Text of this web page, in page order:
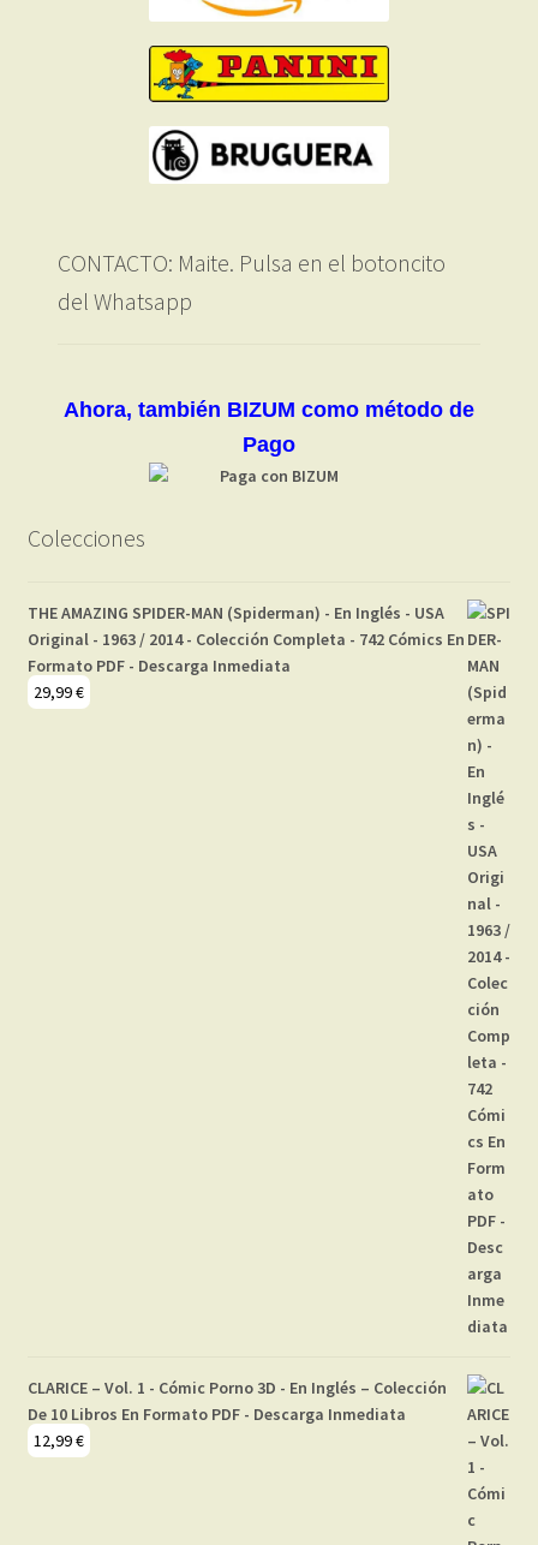
CONTACTO: Maite. Pulsa en el botoncito
del Whatsapp
Ahora, también BIZUM como método de
Pago
Colecciones
THE AMAZING SPIDER-MAN (Spiderman) - En Inglés - USA
Original - 1963 / 2014 - Colección Completa - 742 Cómics En
Formato PDF - Descarga Inmediata
29,99€
CLARICE – Vol. 1 - Cómic Porno 3D - En Inglés – Colección
De 10 Libros En Formato PDF - Descarga Inmediata
12,99€